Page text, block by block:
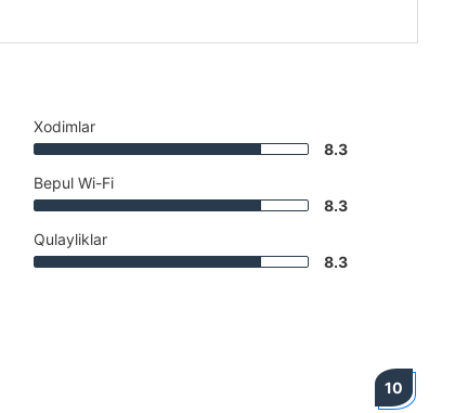
Xodimlar
8.3
Bepul Wi-Fi
8.3
Qulayliklar
8.3
10